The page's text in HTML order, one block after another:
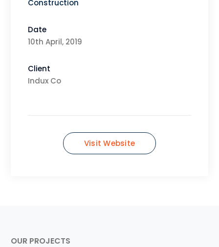
Construction
Date
10th April, 2019
Client
Indux Co
Visit Website
OUR PROJECTS